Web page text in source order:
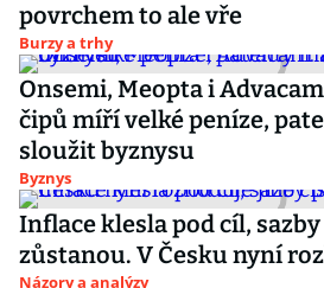
povrchem to ale vře
Burzy a trhy
Onsemi, Meopta i
čipů míří velké peníze,
sloužit byznysu
Byznys
Inflace klesla pod cíl,
zůstanou. V Česku nyní
Názory a analýzy